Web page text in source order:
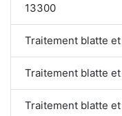
13300
Traitement blatte
Traitement blatte et
Traitement blatte